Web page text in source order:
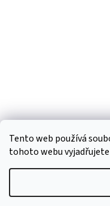
Tento web používá
tohoto webu